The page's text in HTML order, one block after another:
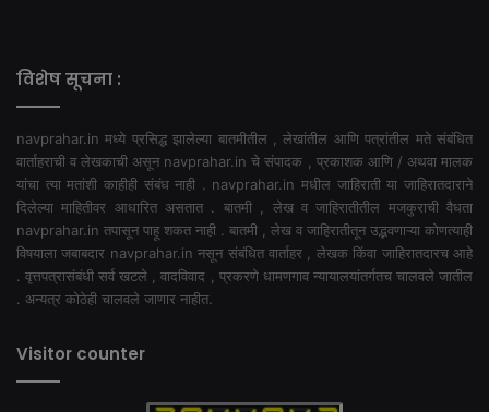
विशेष सूचना :
navprahar.in मध्ये प्रसिद्ध झालेल्या बातमीतील , लेखांतील आणि पत्रांतील मते संबंधित
वार्ताहराची व लेखकाची असून navprahar.in चे संपादक , प्रकाशक आणि / अथवा मालक
यांचा त्या मतांशी काहीही संबंध नाही . navprahar.in मधील जाहिराती या जाहिरातदाराने
दिलेल्या माहितीवर आधारित असतात . बातमी , लेख व जाहिरातीतील मजकुराची वैधता
navprahar.in तपासून पाहू शकत नाही . बातमी , लेख व जाहिरातीतून उद्भवणाऱ्या कोणत्याही
विषयाला जबाबदार navprahar.in नसून संबंधित वार्ताहर , लेखक किंवा जाहिरातदारच आहे
. वृत्तपत्रासंबंधी सर्व खटले , वादविवाद , प्रकरणे धामणगाव न्यायालयांतर्गतच चालवले जातील
. अन्यत्र कोठेही चालवले जाणार नाहीत.
Visitor counter